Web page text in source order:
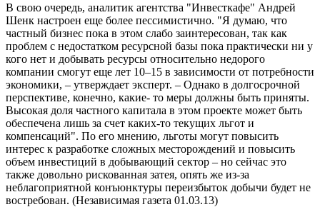
В свою очередь, аналитик агентства "Инвесткафе" Андрей
Шенк настроен еще более пессимистично. "Я думаю, что
частный бизнес пока в этом слабо заинтересован, так как
проблем с недостатком ресурсной базы пока практически ни у
кого нет и добывать ресурсы относительно недорого
компании смогут еще лет 10–15 в зависимости от потребности
экономики, – утверждает эксперт. – Однако в долгосрочной
перспективе, конечно, какие- то меры должны быть приняты.
Высокая доля частного капитала в этом проекте может быть
обеспечена лишь за счет каких-то текущих льгот и
компенсаций". По его мнению, льготы могут повысить
интерес к разработке сложных месторождений и повысить
объем инвестиций в добывающий сектор – но сейчас это
также довольно рискованная затея, опять же из-за
неблагоприятной конъюнктуры переизбыток добычи будет не
востребован. (Независимая газета 01.03.13)